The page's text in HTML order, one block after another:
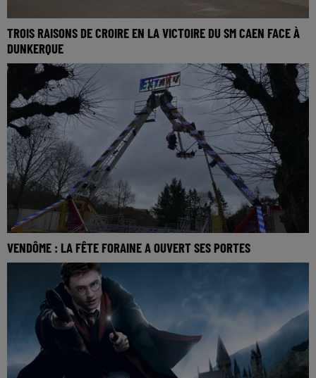
TROIS RAISONS DE CROIRE EN LA VICTOIRE DU SM CAEN FACE À
DUNKERQUE
VENDÔME : LA FÊTE FORAINE A OUVERT SES PORTES